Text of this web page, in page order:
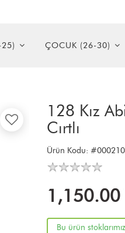
25) ÇOCUK (26-30)
128 Kız
Cırtlı
Ürün Kodu:
1,150.00
Bu ürün